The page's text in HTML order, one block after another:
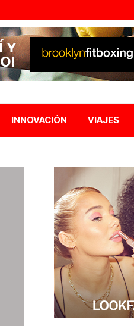
INNOVACIÓN VIAJES